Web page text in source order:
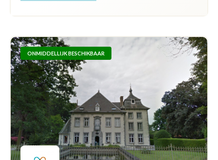
ONMIDDELLIJK BESCHIKBAAR